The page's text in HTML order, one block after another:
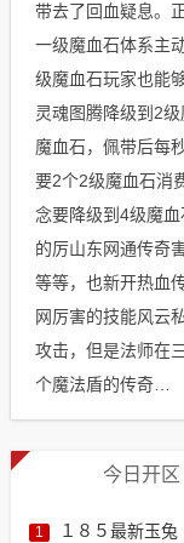
带去了回血疑息。
一级魔血石体系主
级魔血石玩家也能
灵魂图腾降级到2
魔血石，佩带后每
要2个2级魔血石消
念要降级到4级魔
的厉山东网通传奇
等等，也新开热血
网厉害的技能风云
攻击，但是法师在
个魔法盾的传奇…
今日开区
1 １８５最新玉兔